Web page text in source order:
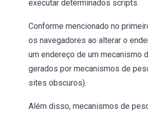
executar determinados scripts.
Conforme mencionado no
os navegadores ao alterar o
um endereço de um
gerados por mecanismos de
sites obscuros).
Além disso, mecanismos de